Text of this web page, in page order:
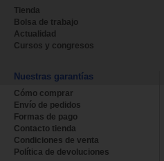
Tienda
Bolsa de trabajo
Actualidad
Cursos y congresos
Nuestras garantías
Cómo comprar
Envío de pedidos
Formas de pago
Contacto tienda
Condiciones de venta
Política de devoluciones